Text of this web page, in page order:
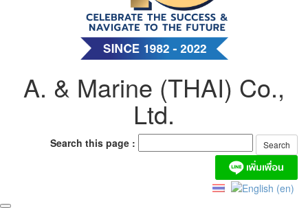
A. & Marine (THAI) Co.,
Ltd.
Search this page :